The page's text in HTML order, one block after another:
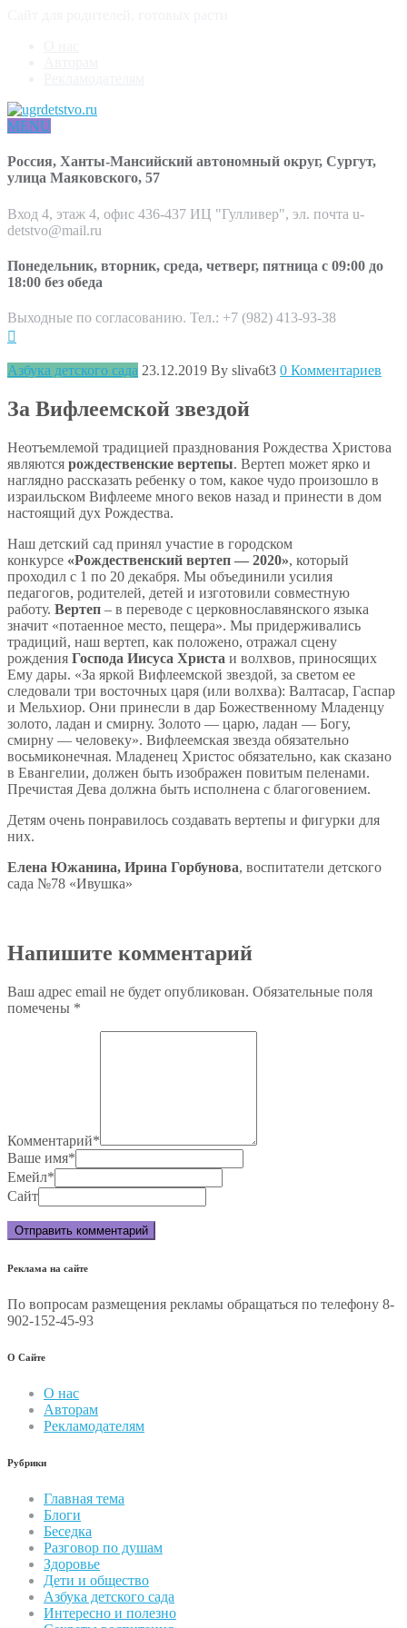
MENU
Россия, Ханты-Мансийский автономный округ, Сургут,
улица Маяковского, 57
Вход 4, этаж 4, офис 436-437 ИЦ "Гулливер", эл. почта u-
detstvo@mail.ru
Понедельник, вторник, среда, четверг, пятница с 09:00 до
18:00 без обеда
Выходные по согласованию. Тел.: +7 (982) 413-93-38
Азбука детского сада 23.12.2019 By sliva6t3 0 Комментариев
За Вифлеемской звездой
Неотъемлемой традицией празднования Рождества Христова
являются рождественские вертепы. Вертеп может ярко и
наглядно рассказать ребенку о том, какое чудо произошло в
израильском Вифлееме много веков назад и принести в дом
настоящий дух Рождества.
Наш детский сад принял участие в городском
конкурсе «Рождественский вертеп — 2020», который
проходил с 1 по 20 декабря. Мы объединили усилия
педагогов, родителей, детей и изготовили совместную
работу. Вертеп – в переводе с церковнославянского языка
значит «потаенное место, пещера». Мы придерживались
традиций, наш вертеп, как положено, отражал сцену
рождения Господа Иисуса Христа и волхвов, приносящих
Ему дары. «За яркой Вифлеемской звездой, за светом ее
следовали три восточных царя (или волхва): Валтасар, Гаспар
и Мельхиор. Они принесли в дар Божественному Младенцу
золото, ладан и смирну. Золото — царю, ладан — Богу,
смирну — человеку». Вифлеемская звезда обязательно
восьмиконечная. Младенец Христос обязательно, как сказано
в Евангелии, должен быть изображен повитым пеленами.
Пречистая Дева должна быть исполнена с благоговением.
Детям очень понравилось создавать вертепы и фигурки для
них.
Елена Южанина, Ирина Горбунова, воспитатели детского
сада №78 «Ивушка»
Напишите комментарий
Ваш адрес email не будет опубликован. Обязательные поля
помечены *
Комментарий*
Ваше имя*
Емейл*
Сайт
Реклама на сайте
По вопросам размещения рекламы обращаться по телефону 8-
902-152-45-93
О Сайте
О нас
Авторам
Рекламодателям
Рубрики
Главная тема
Блоги
Беседка
Разговор по душам
Здоровье
Дети и общество
Азбука детского сада
Интересно и полезно